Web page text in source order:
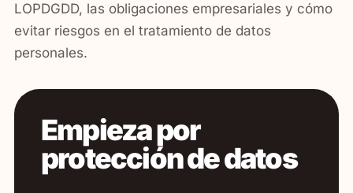
LOPDGDD, las obligaciones empresariales y cómo
evitar riesgos en el tratamiento de datos
personales.
Empieza por
protección de datos